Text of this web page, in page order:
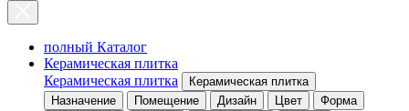
полный Каталог
Керамическая плитка
Керамическая плитка
Керамическая плитка
Назначение
Помещение Дизайн Цвет
Форма